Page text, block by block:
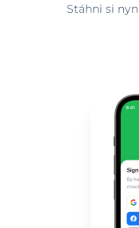
Stáhni si